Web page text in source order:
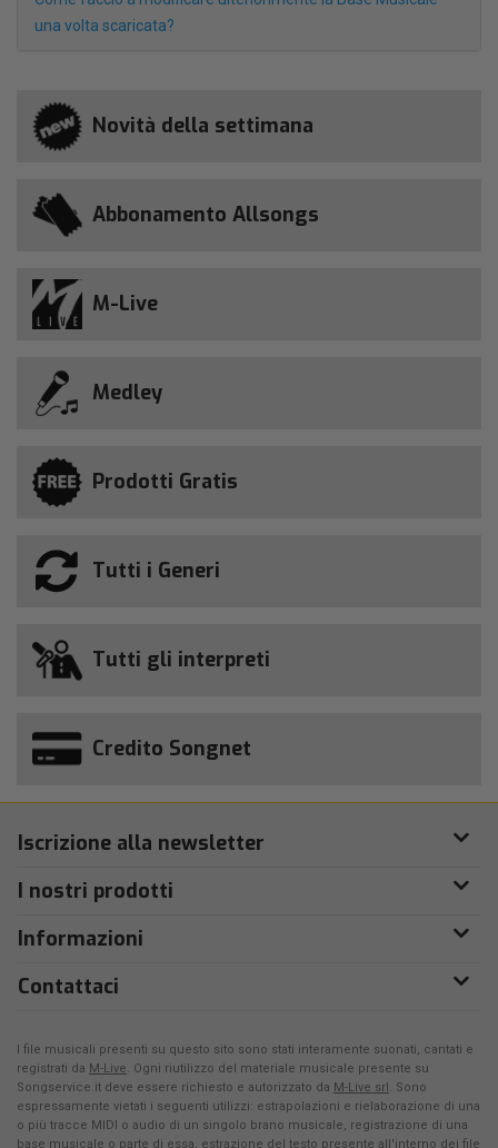
una volta scaricata?
Novità della settimana
Abbonamento Allsongs
M-Live
Medley
Prodotti Gratis
Tutti i Generi
Tutti gli interpreti
Credito Songnet
Iscrizione alla newsletter
I nostri prodotti
Informazioni
Contattaci
I file musicali presenti su questo sito sono stati interamente suonati, cantati e
registrati da M-Live. Ogni riutilizzo del materiale musicale presente su
Songservice.it deve essere richiesto e autorizzato da M-Live srl. Sono
espressamente vietati i seguenti utilizzi: estrapolazioni e rielaborazione di una
o più tracce MIDI o audio di un singolo brano musicale, registrazione di una
base musicale o parte di essa, estrazione del testo presente all'interno dei file